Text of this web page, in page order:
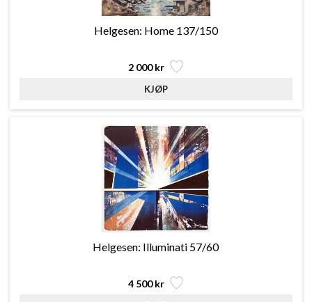
Helgesen: Home 137/150
2 000 kr
Helgesen: Illuminati 57/60
4 500 kr